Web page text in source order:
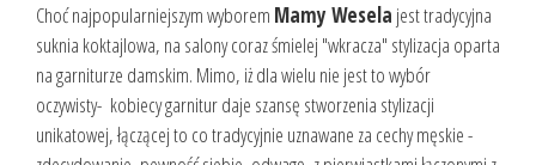
Choć najpopularniejszym wyborem Mamy Wesela jest tradycyjna
suknia koktajlowa, na salony coraz śmielej "wkracza" stylizacja oparta
na garniturze damskim. Mimo, iż dla wielu nie jest to wybór
oczywisty- kobiecy garnitur daje szansę stworzenia stylizacji
unikatowej, łączącej to co tradycyjnie uznawane za cechy męskie -